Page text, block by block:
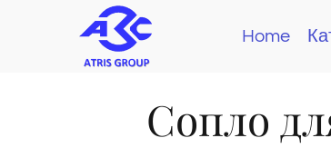
Home
Сопло